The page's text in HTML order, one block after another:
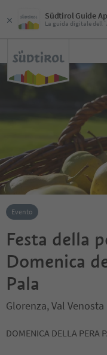
Südtirol Guide
La guida digitale
Evento
Festa della
Domenica
Pala
Glorenza, Val Venosta
DOMENICA DELLA PERA